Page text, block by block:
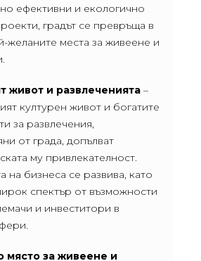
ефективни и екологично
градът се превръща в
желаните места за живеене и
живот и развлеченията –
културен живот и богатите
за развлечения,
от града, допълват
му привлекателност.
на бизнеса се развива, като
спектър от възможности
и инвеститори в
място за живеене и